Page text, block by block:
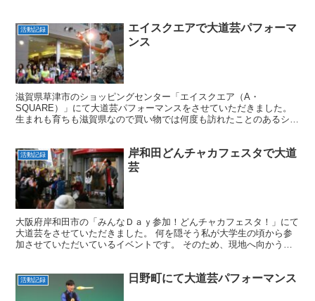
活動記録
エイスクエアで大道芸パフォーマ
ンス
滋賀県草津市のショッピングセンター「エイスクエア（A・
SQUARE）」にて大道芸パフォーマンスをさせていただきました。
生まれも育ちも滋賀県なので買い物では何度も訪れたことのあるショ
活動記録
岸和田どんチャカフェスタで大道
芸
大阪府岸和田市の「みんなＤａｙ参加！どんチャカフェスタ！」にて
大道芸をさせていただきました。 何を隠そう私が大学生の頃から参
加させていただいているイベントです。 そのため、現地へ向かう道
活動記録 日野町にて大道芸パフォーマンス